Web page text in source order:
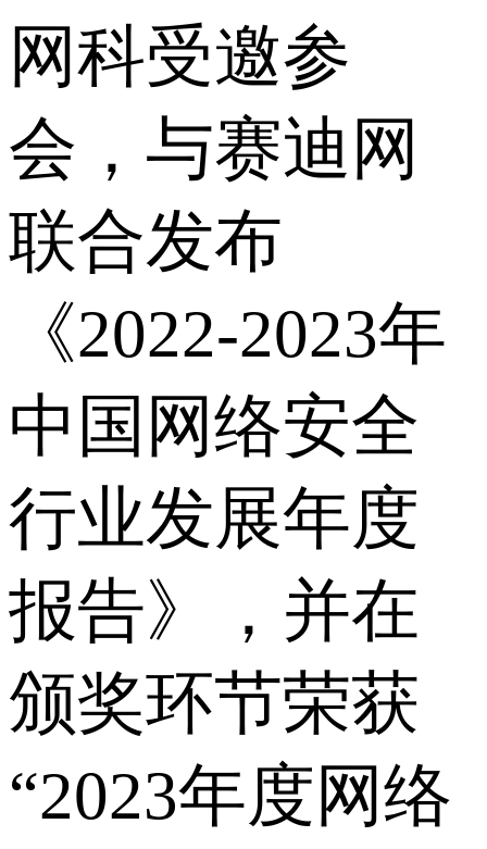
网科受邀参
会，与赛迪网
联合发布
《2022-2023年
中国网络安全
行业发展年度
报告》，并在
颁奖环节荣获
“2023年度网络